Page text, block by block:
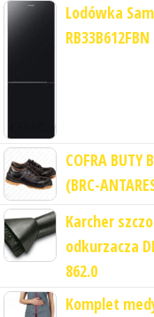
Lodówka
RB33B612FBN
COFRA BUTY
(BRC-
Karcher
odkurzacza
862.0
Komplet